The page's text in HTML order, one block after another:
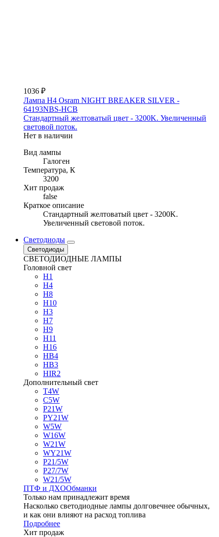
1036 ₽
Лампа H4 Osram NIGHT BREAKER SILVER -
64193NBS-HCB
Стандартный желтоватый цвет - 3200K. Увеличенный
световой поток.
Нет в наличии
Вид лампы
Галоген
Температура, К
3200
Хит продаж
false
Краткое описание
Стандартный желтоватый цвет - 3200K.
Увеличенный световой поток.
Светодиоды
Светодиоды
СВЕТОДИОДНЫЕ ЛАМПЫ
Головной свет
H1
H4
H8
H10
H3
H7
H9
H11
H16
HB4
HB3
HIR2
Дополнительный свет
T4W
C5W
P21W
PY21W
W5W
W16W
W21W
WY21W
P21/5W
P27/7W
W21/5W
ПТФ и ДXООбманки
Только нам принадлежит время
Насколько светодиодные лампы долговечнее обычных,
и как они влияют на расход топлива
Подробнее
Хит продаж